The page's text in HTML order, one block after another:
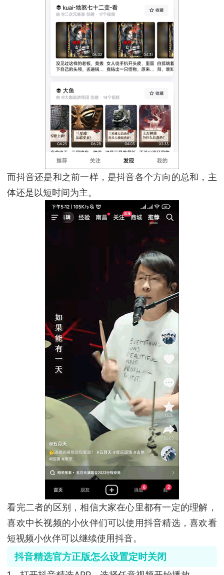
而抖音还是和之前一样，是抖音各个方向的总和，主
体还是以短时间为主。
看完二者的区别，相信大家在心里都有一定的理解，
喜欢中长视频的小伙伴们可以使用抖音精选，喜欢看
短视频小伙伴可以继续使用抖音。
抖音精选官方正版怎么设置定时关闭